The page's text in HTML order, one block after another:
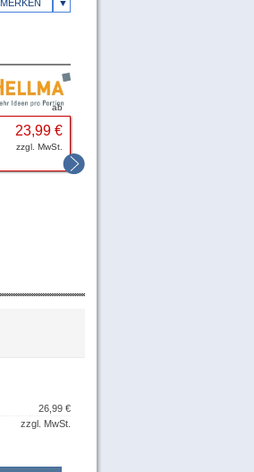
ab
23,99 €
zzgl. MwSt.
zzgl. MwSt.
26,99 €